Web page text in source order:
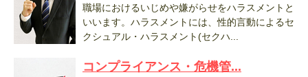
職場におけるいじめや嫌がらせをハラスメントと
いいます。ハラスメントには、性的言動によるセ
クシュアル・ハラスメント(セクハ...
コンプライアンス・危機管...